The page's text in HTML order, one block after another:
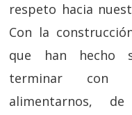
respeto hacia
Con la
que han hecho
terminar con
alimentarnos,